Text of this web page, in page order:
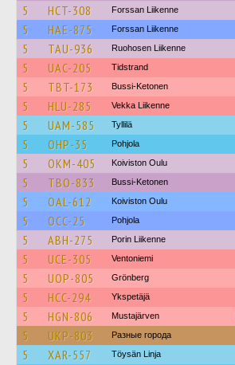
5 HCT-308 Forssan Liikenne
5 HAE-875 Forssan Liikenne
5 TAU-936 Ruohosen Liikenne
5 UAC-205 Tidstrand
5 TBT-173 Bussi-Ketonen
5 HLU-285 Vekka Liikenne
5 UAM-585 Tyllilä
5 OHP-35 Pohjola
5 OKM-405 Koiviston Oulu
5 TBO-833 Bussi-Ketonen
5 OAL-612 Koiviston Oulu
5 OCC-25 Pohjola
5 ABH-275 Porin Liikenne
5 UCE-305 Ventoniemi
5 UOP-805 Grönberg
5 HCC-294 Ykspetäjä
5 HGN-806 Mustajärven
5 UKP-803 Разные города
5 XAR-557 Töysän Linja